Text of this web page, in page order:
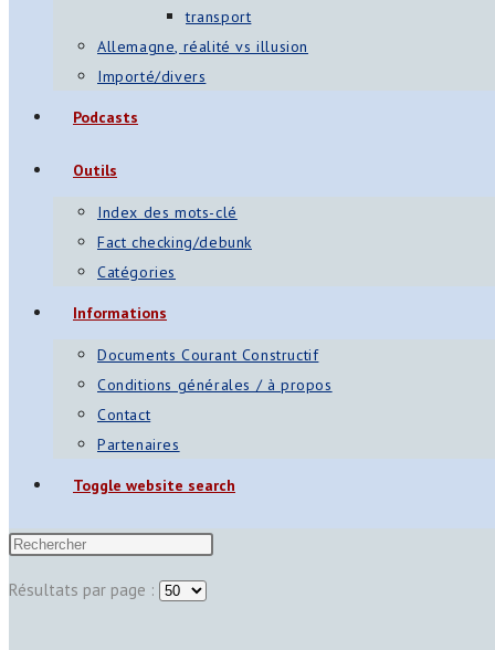
transport
Allemagne, réalité vs illusion
Importé/divers
Podcasts
Outils
Index des mots-clé
Fact checking/debunk
Catégories
Informations
Documents Courant Constructif
Conditions générales / à propos
Contact
Partenaires
Toggle website search
Résultats par page :